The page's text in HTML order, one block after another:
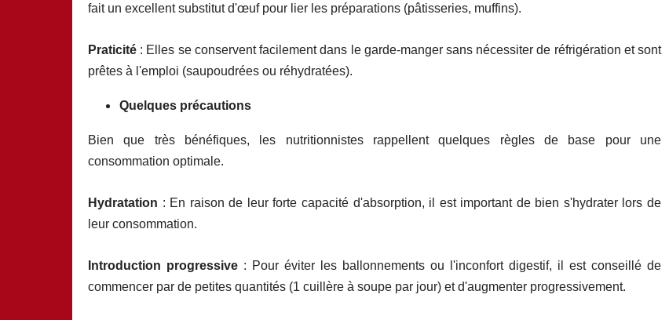
fait un excellent substitut d'œuf pour lier les préparations (pâtisseries, muffins).
Praticité : Elles se conservent facilement dans le garde-manger sans nécessiter de réfrigération et sont
prêtes à l'emploi (saupoudrées ou réhydratées).
Quelques précautions
Bien que très bénéfiques, les nutritionnistes rappellent quelques règles de base pour une
consommation optimale.
Hydratation : En raison de leur forte capacité d'absorption, il est important de bien s'hydrater lors de
leur consommation.
Introduction progressive : Pour éviter les ballonnements ou l'inconfort digestif, il est conseillé de
commencer par de petites quantités (1 cuillère à soupe par jour) et d'augmenter progressivement.